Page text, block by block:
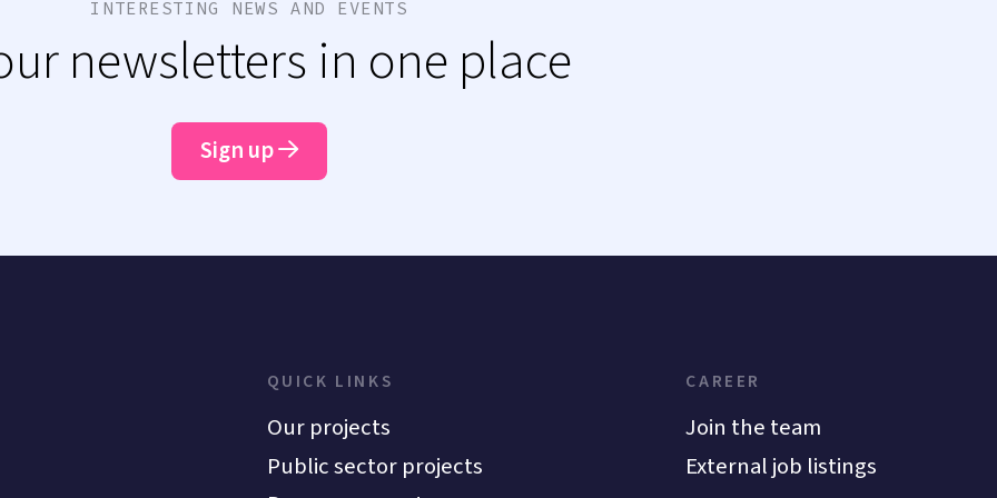
INTERESTING NEWS AND EVENTS
newsletters in one place
Sign up
QUICK LINKS
Our projects
Public sector projects
CAREER
Join the team
External job listings